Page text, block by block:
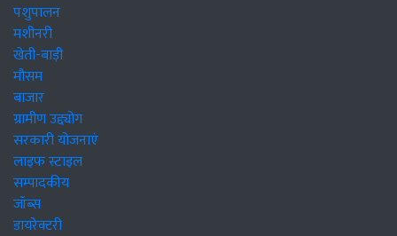
पशुपालन
मशीनरी
खेती-बाड़ी
मौसम
बाजार
ग्रामीण उद्द्योग
सरकारी योजनाएं
लाइफ स्टाइल
सम्पादकीय
जॉब्स
डायरेक्टरी